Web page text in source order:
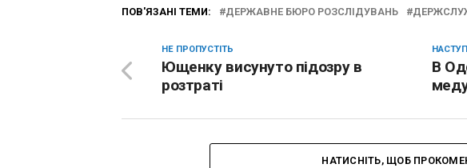
ПОВ'ЯЗАНІ ТЕМИ: ДЕРЖАВНЕ БЮРО РОЗСЛІДУВАНЬ
В
НЕ ПРОПУСТІТЬ
Ющенку висунуто підозру в
розтраті
НАТИСНІТЬ, ЩОБ